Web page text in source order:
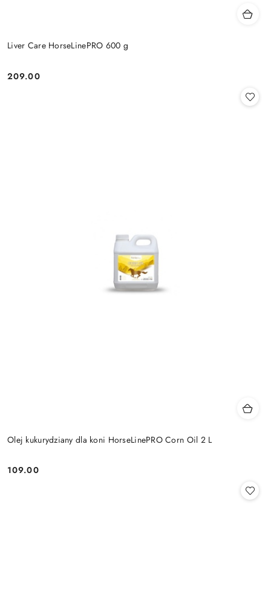
Liver Care HorseLinePRO 600 g
Cena:
209.00
Olej kukurydziany dla koni HorseLinePRO Corn Oil 2 L
Cena:
109.00